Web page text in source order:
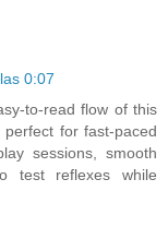
0:07
to-read flow of this
perfect for fast-paced
sessions, smooth
test reflexes while